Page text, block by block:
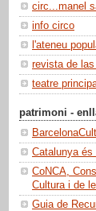
circ...manel
info circo
l'ateneu
revista de
teatre
patrimoni -
Catalunya és
CoNCA,
Cultura i de
Guia de